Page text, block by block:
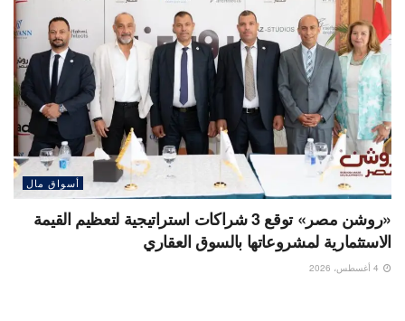
أسواق مال
«روشن مصر» توقع 3 شراكات استراتيجية لتعظيم القيمة
الاستثمارية لمشروعاتها بالسوق العقاري